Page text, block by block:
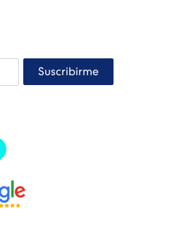
Suscribirme